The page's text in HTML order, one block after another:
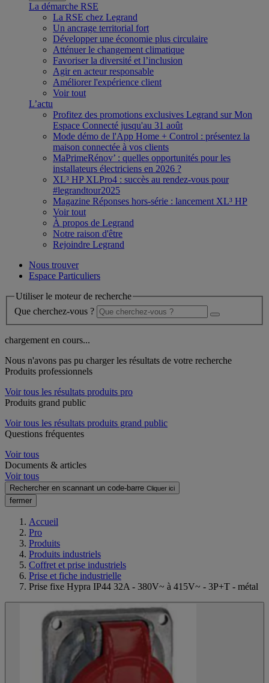
La démarche RSE
La RSE chez Legrand
Un ancrage territorial fort
Développer une économie plus circulaire
Atténuer le changement climatique
Favoriser la diversité et l’inclusion
Agir en acteur responsable
Améliorer l'expérience client
Voir tout
L’actu
Profitez des promotions exclusives Legrand sur Mon
Espace Connecté jusqu'au 31 août
Mode démo de l'App Home + Control : présentez la
maison connectée à vos clients
MaPrimeRénov’ : quelles opportunités pour les
installateurs électriciens en 2026 ?
XL³ HP XLPro4 : succès au rendez-vous pour
#legrandtour2025
Magazine Réponses hors-série : lancement XL³ HP
Voir tout
À propos de Legrand
Notre raison d'être
Rejoindre Legrand
Nous trouver
Espace Particuliers
Utiliser le moteur de recherche
Que cherchez-vous ?
chargement en cours...
Nous n'avons pas pu charger les résultats de votre recherche
Produits professionnels
Voir tous les résultats produits pro
Produits grand public
Voir tous les résultats produits grand public
Questions fréquentes
Voir tous
Documents & articles
Voir tous
Rechercher en scannant un code-barre Cliquer ici
fermer
Accueil
Pro
Produits
Produits industriels
Coffret et prise industriels
Prise et fiche industrielle
Prise fixe Hypra IP44 32A - 380V~ à 415V~ - 3P+T - métal